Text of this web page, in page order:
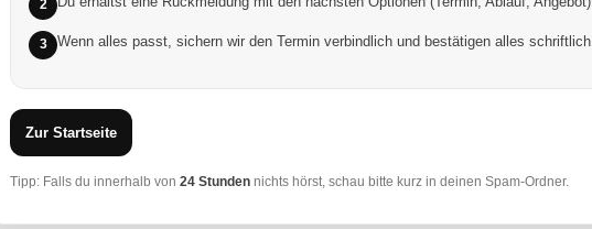
2
3 Wenn alles passt, sichern wir den Termin verbindlich und bestätigen alles schriftlich.
Zur Startseite
Tipp: Falls du innerhalb von 24 Stunden nichts hörst, schau bitte kurz in deinen Spam-Ordner.